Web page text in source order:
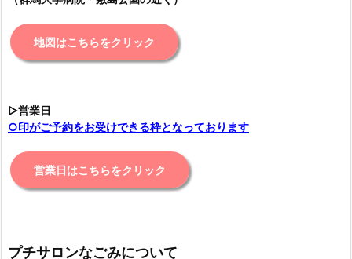
地図はこちらをクリック
▷営業日
○印がご予約をお受けできる枠となっております
営業日はこちらをクリック
プチサロンなごみについて